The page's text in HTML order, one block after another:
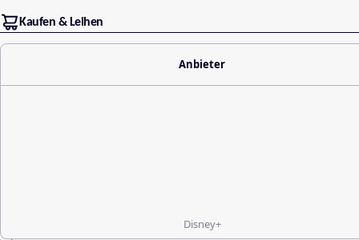
Kaufen & Leihen
Anbieter
Disney+